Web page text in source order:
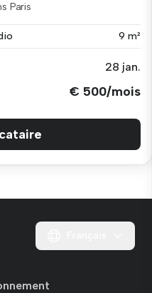
Paris
9 m²
28 jan.
€ 500/mois